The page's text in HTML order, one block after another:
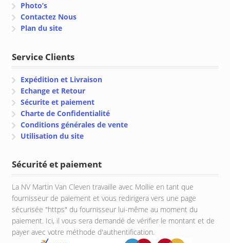
Photo’s
Contactez Nous
Plan du site
Service Clients
Expédition et Livraison
Echange et Retour
Sécurite et paiement
Charte de Confidentialité
Conditions générales de vente
Utilisation du site
Sécurité et paiement
La NV Martin Van Cleven travaille avec Mollie en tant que
fournisseur de paiement et vous redirigera vers une page
sécurisée "https" du fournisseur lui-même au moment du
paiement. Ici, il vous sera demandé de vérifier le montant et de
payer avec votre méthode d'authentification.